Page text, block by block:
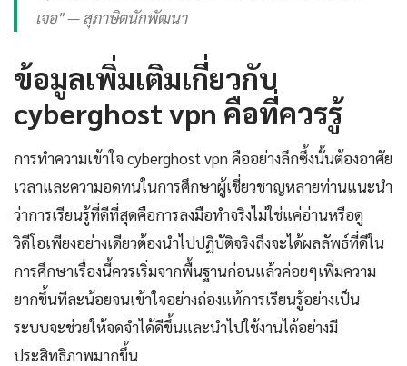
เจอ" — สุภาษิตนักพัฒนา
ข้อมูลเพิ่มเติมเกี่ยวกับ
cyberghost vpn คือที่ควรรู้
การทำความเข้าใจ cyberghost vpn คืออย่างลึกซึ้งนั้นต้องอาศัย
เวลาและความอดทนในการศึกษาผู้เชี่ยวชาญหลายท่านแนะนำ
ว่าการเรียนรู้ที่ดีที่สุดคือการลงมือทำจริงไม่ใช่แค่อ่านหรือดู
วิดีโอเพียงอย่างเดียวต้องนำไปปฏิบัติจริงถึงจะได้ผลลัพธ์ที่ดีใน
การศึกษาเรื่องนี้ควรเริ่มจากพื้นฐานก่อนแล้วค่อยๆเพิ่มความ
ยากขึ้นทีละน้อยจนเข้าใจอย่างถ่องแท้การเรียนรู้อย่างเป็น
ระบบจะช่วยให้จดจำได้ดีขึ้นและนำไปใช้งานได้อย่างมี
ประสิทธิภาพมากขึ้น